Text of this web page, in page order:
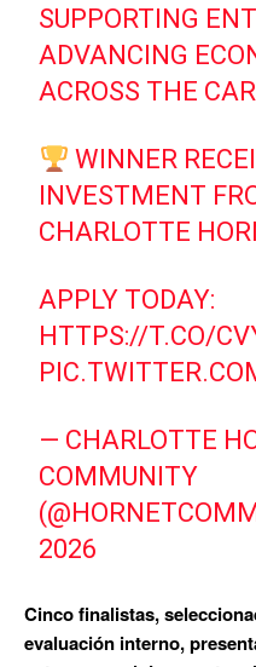
SUPPORTING
ADVANCING
ACROSS THE
WINNER
INVESTMENT
CHARLOTTE
APPLY TODAY:
HTTPS://T.CO/
— CHARLOTTE
COMMUNITY
2026
Cinco finalistas,
evaluación interno,